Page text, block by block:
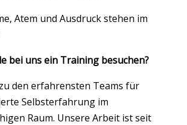
Atem und Ausdruck stehen im
bei uns ein Training besuchen?
den erfahrensten Teams für
Selbsterfahrung im
Raum. Unsere Arbeit ist seit